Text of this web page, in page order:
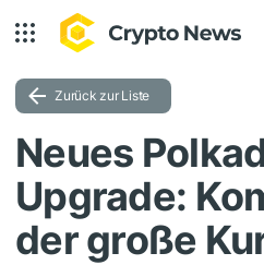
Zurück zur Liste
Neues
Upgrade:
der große